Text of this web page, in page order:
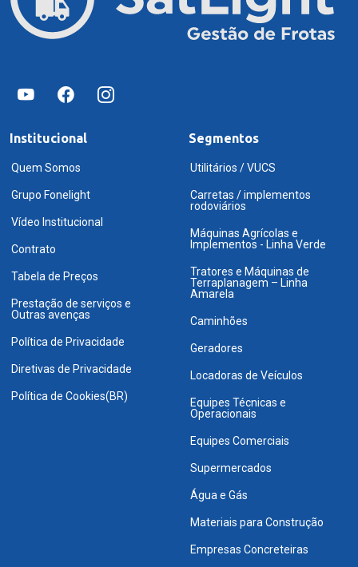
Institucional
Quem Somos
Grupo Fonelight
Vídeo Institucional
Contrato
Tabela de Preços
Prestação de serviços e
Outras avenças
Política de Privacidade
Diretivas de Privacidade
Política de Cookies(BR)
Segmentos
Utilitários / VUCS
Carretas / implementos
rodoviários
Máquinas Agrícolas e
Implementos - Linha Verde
Tratores e Máquinas de
Terraplanagem – Linha
Amarela
Caminhões
Geradores
Locadoras de Veículos
Equipes Técnicas e
Operacionais
Equipes Comerciais
Supermercados
Água e Gás
Materiais para Construção
Empresas Concreteiras